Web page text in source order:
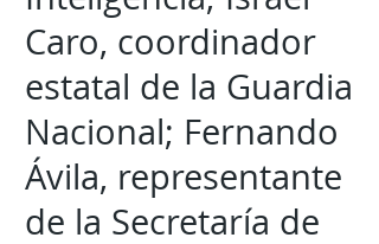
Caro, coordinador
estatal de la Guardia
Nacional; Fernando
Ávila, representante
de la Secretaría de